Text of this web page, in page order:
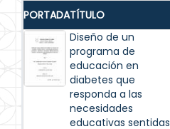
PORTADATÍTULO
Diseño de un
programa de
educación en
diabetes que
responda a las
necesidades
educativas sentidas